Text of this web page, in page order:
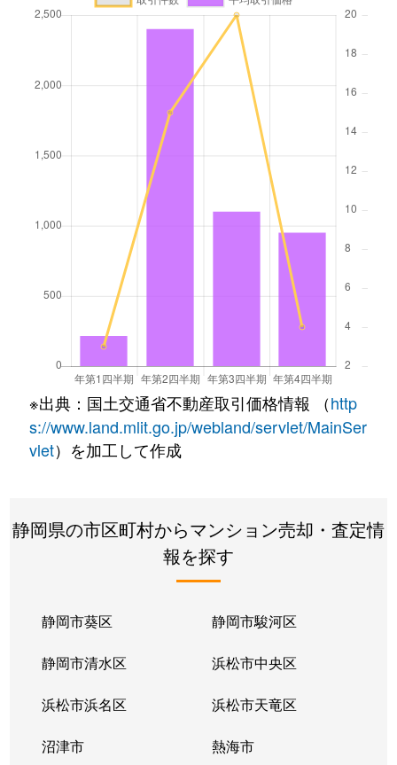
※出典：国土交通省不動産取引価格情報 （http
s://www.land.mlit.go.jp/webland/servlet/MainSer
vlet）を加工して作成
静岡県の市区町村からマンション売却・査定情
報を探す
静岡市葵区 静岡市駿河区
静岡市清水区 浜松市中央区
浜松市浜名区 浜松市天竜区
沼津市 熱海市